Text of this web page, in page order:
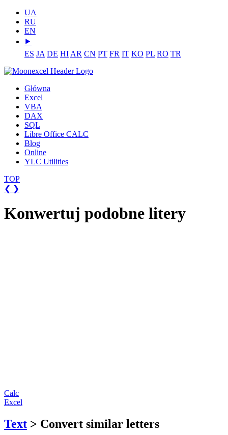
UA
RU
EN
⯈
ES JA DE HI AR CN PT FR IT KO PL RO TR
Główna
Excel
VBA
DAX
SQL
Libre Office CALC
Blog
Online
YLC Utilities
TOP
❮ ❯
Konwertuj podobne litery
Calc
Excel
Text > Convert similar letters